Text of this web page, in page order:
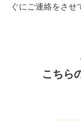
ぐにご連絡をさせ
こちら